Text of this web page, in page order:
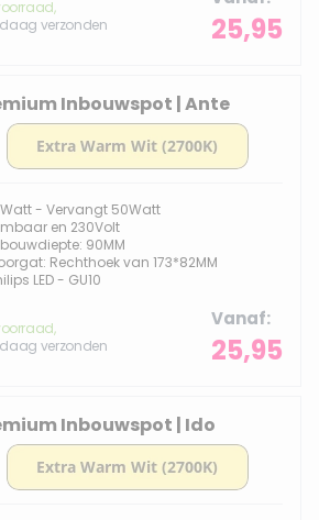
verzonden
25,95
Inbouwspot | Ante
- Vervangt 50Watt
en 230Volt
90MM
Rechthoek van 173*82MM
LED - GU10
verzonden
Vanaf
25,95
Inbouwspot | Ido